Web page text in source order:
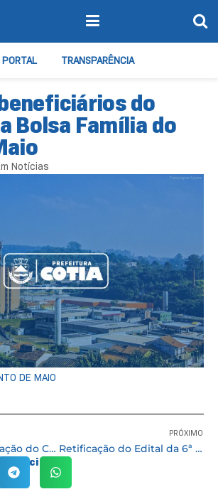
TRANSPARÊNCIA
do
Bolsa Família do
Notícias
DE MAIO
Edital de convocação do Concurso Público nº 03/2012
PRÓXIMO
Retificação do Edital da 6ª Conferência da Cidade de Cotia
notícia: